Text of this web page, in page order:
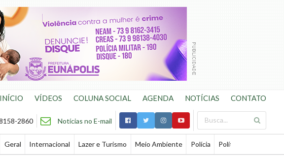
INÍCIO VÍDEOS COLUNA SOCIAL AGENDA NOTÍCIAS CONTATO
2860 Notícias no E-mail
Geral Internacional Lazer e Turismo Meio Ambiente Polícia Política